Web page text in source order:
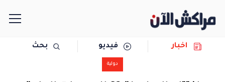
مجتمع
اخبار فيديو بحث
دولية